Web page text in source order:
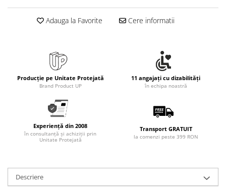
Articole pentru bucatarie
Hartie igienica, prosoape hartie si
Articole pentru rufe, casa,
geamuri, mobila
Articole pentru birou, suprafete,
Intretinere si odorizante masina
Saci de gunoi
Tipografie si stampile
Formulare tipizate
Adauga la Favorite Cere informatii
Producție pe Unitate Protejată
Brand Product UP
11 angajați cu dizabilități
în echipa noastră
Experiență din 2008
în consultanță și achiziții prin
Unitate Protejată
Transport GRATUIT
la comenzi peste 399 RON
Descriere